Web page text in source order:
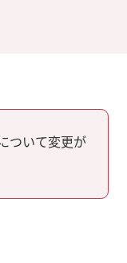
ついて変更が